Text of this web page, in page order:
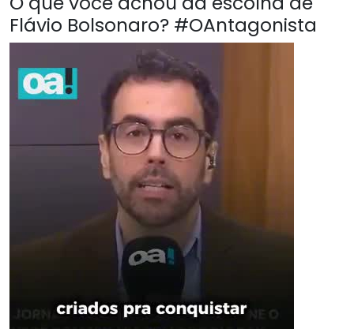
Flávio Bolsonaro? #OAntagonista